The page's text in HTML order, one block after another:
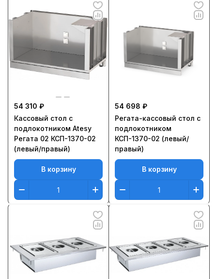
54 310 ₽
Кассовый стол с
подлокотником Atesy
Регата 02 КСП-1370-02
(левый/правый)
В корзину
54 698 ₽
Регата-кассовый стол с
подлокотником
КСП-1370-02 (левый/
правый)
В корзину